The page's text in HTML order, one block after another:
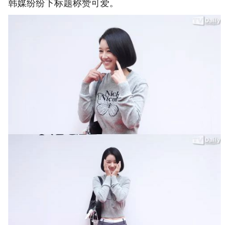
韩媒纷纷下标题称赞可爱。